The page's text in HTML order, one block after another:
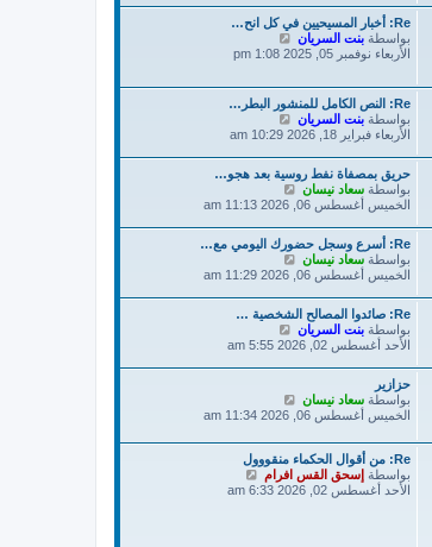
ش
ا
ك
د
آ
ر
ش
ر
ك
Re: أخبار المسيحيين في كل انح…
بواسطة بنت السريان
ا
خ
ر
ش
ا
ك
الأربعاء نوفمبر 05, 2025 1:08 pm
Re: النص الكامل للمنشور البطر…
بواسطة بنت السريان
ا
د
آ
ر
م
ش
ر
ة
الأربعاء فبراير 18, 2026 10:29 am
حريق بمصفاة نفط روسية بعد هجو…
بواسطة سعاد نيسان
ا
د
آ
ر
م
ش
ا
ر
ة
الخميس أغسطس 06, 2026 11:13 am
Re: أسرع وسجل حضورك اليومي مع…
بواسطة سعاد نيسان
ا
د
آ
خ
ر
م
ر
ة
الخميس أغسطس 06, 2026 11:29 am
Re: صائدوا المصالح الشخصية …
بواسطة بنت السريان
ا
د
ر
ا
ر
ك
الأحد أغسطس 02, 2026 5:55 am
حزازير
بواسطة سعاد نيسان
ا
د
آ
خ
ر
الخميس أغسطس 06, 2026 11:34 am
Re: من أقوال الحكماء منقووول
بواسطة إسحق القس افرام
ا
الأحد أغسطس 02, 2026 6:33 am